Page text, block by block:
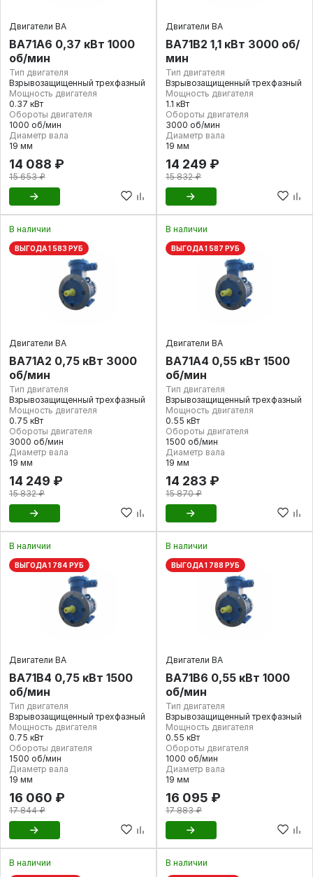
Двигатели ВА
ВА71А6 0,37 кВт 1000
об/мин
Тип двигателя
Взрывозащищенный трехфазный
Мощность двигателя
0.37 кВт
Обороты двигателя
1000 об/мин
Диаметр вала
19 мм
14 088 ₽
15 653 ₽
Двигатели ВА
ВА71В2 1,1 кВт 3000 об/
мин
Тип двигателя
Взрывозащищенный трехфазный
Мощность двигателя
1.1 кВт
Обороты двигателя
3000 об/мин
Диаметр вала
19 мм
14 249 ₽
15 832 ₽
В наличии
ВЫГОДА 1 583 РУБ
Двигатели ВА
ВА71А2 0,75 кВт 3000
об/мин
Тип двигателя
Взрывозащищенный трехфазный
Мощность двигателя
0.75 кВт
Обороты двигателя
3000 об/мин
Диаметр вала
19 мм
14 249 ₽
15 832 ₽
В наличии
ВЫГОДА 1 587 РУБ
Двигатели ВА
ВА71А4 0,55 кВт 1500
об/мин
Тип двигателя
Взрывозащищенный трехфазный
Мощность двигателя
0.55 кВт
Обороты двигателя
1500 об/мин
Диаметр вала
19 мм
14 283 ₽
15 870 ₽
В наличии
ВЫГОДА 1 784 РУБ
Двигатели ВА
ВА71В4 0,75 кВт 1500
об/мин
Тип двигателя
Взрывозащищенный трехфазный
Мощность двигателя
0.75 кВт
Обороты двигателя
1500 об/мин
Диаметр вала
19 мм
16 060 ₽
17 844 ₽
В наличии
ВЫГОДА 1 788 РУБ
Двигатели ВА
ВА71В6 0,55 кВт 1000
об/мин
Тип двигателя
Взрывозащищенный трехфазный
Мощность двигателя
0.55 кВт
Обороты двигателя
1000 об/мин
Диаметр вала
19 мм
16 095 ₽
17 883 ₽
В наличии В наличии